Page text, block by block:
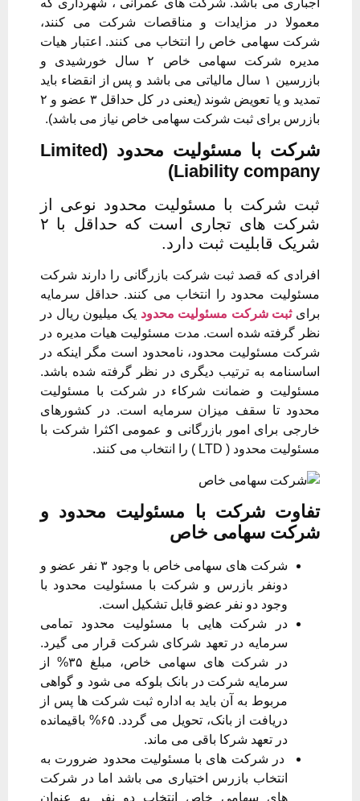
معمولا در مزایدات و مناقصات شرکت می کنند،
شرکت سهامی خاص را انتخاب می کنند. اعتبار هیات
مدیره شرکت سهامی خاص ۲ سال خورشیدی و
بازرسین ۱ سال مالیاتی می باشد و پس از انقضاء باید
تمدید و یا تعویض شوند (یعنی در کل حداقل ۳ عضو و ۲
بازرس برای ثبت شرکت سهامی خاص نیاز می باشد).
شرکت با مسئولیت محدود (Limited
Liability company)
ثبت شرکت با مسئولیت محدود نوعی از
شرکت های تجاری است که حداقل با ۲
شریک قابلیت ثبت دارد.
افرادی که قصد ثبت شرکت بازرگانی را دارند شرکت
مسئولیت محدود را انتخاب می کنند. حداقل سرمایه
برایثبت شرکت مسئولیت محدود یک میلیون ریال در
نظر گرفته شده است. مدت مسئولیت هیات مدیره در
شرکت مسئولیت محدود، نامحدود است مگر اینکه در
اساسنامه به ترتیب دیگری در نظر گرفته شده باشد.
مسئولیت و ضمانت شرکاء در شرکت با مسئولیت
محدود تا سقف میزان سرمایه است. در کشورهای
خارجی برای امور بازرگانی و عمومی اکثرا شرکت با
مسئولیت محدود ( LTD ) را انتخاب می کنند.
تفاوت شرکت با مسئولیت محدود و
شرکت سهامی خاص
شرکت های سهامی خاص با وجود ۳ نفر عضو و
دونفر بازرس و شرکت با مسئولیت محدود با
وجود دو نفر عضو قابل تشکیل است.
در شرکت هایی با مسئولیت محدود تمامی
سرمایه در تعهد شرکای شرکت قرار می گیرد.
در شرکت های سهامی خاص، مبلغ ۳۵% از
سرمایه شرکت در بانک بلوکه می شود و گواهی
مربوط به آن باید به اداره ثبت شرکت ها پس از
دریافت از بانک، تحویل می گردد. ۶۵% باقیمانده
در تعهد شرکا باقی می ماند.
در شرکت های با مسئولیت محدود ضرورت به
انتخاب بازرس اختیاری می باشد اما در شرکت
های سهامی خاص انتخاب دو نفر به عنوان